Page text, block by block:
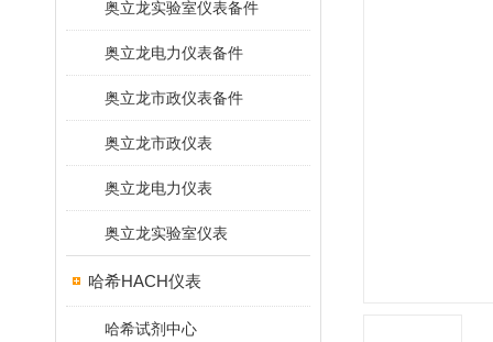
奥立龙实验室仪表备件
奥立龙电力仪表备件
奥立龙市政仪表备件
奥立龙市政仪表
奥立龙电力仪表
奥立龙实验室仪表
哈希HACH仪表
哈希试剂中心